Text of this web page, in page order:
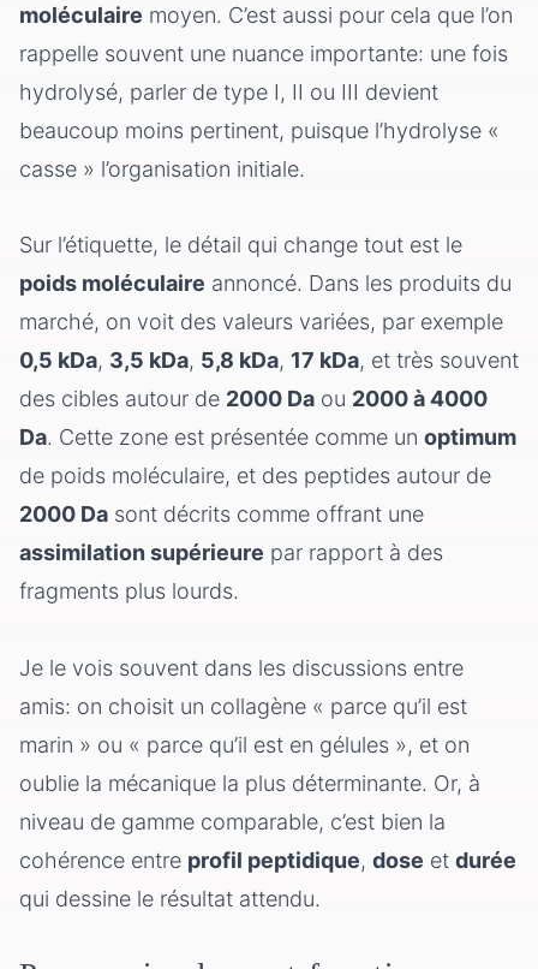
moléculaire moyen. C’est aussi pour cela que l’on
rappelle souvent une nuance importante: une fois
hydrolysé, parler de type I, II ou III devient
beaucoup moins pertinent, puisque l’hydrolyse «
casse » l’organisation initiale.
Sur l’étiquette, le détail qui change tout est le
poids moléculaire annoncé. Dans les produits du
marché, on voit des valeurs variées, par exemple
0,5 kDa, 3,5 kDa, 5,8 kDa, 17 kDa, et très souvent
des cibles autour de 2000 Da ou 2000 à 4000
Da. Cette zone est présentée comme un optimum
de poids moléculaire, et des peptides autour de
2000 Da sont décrits comme offrant une
assimilation supérieure par rapport à des
fragments plus lourds.
Je le vois souvent dans les discussions entre
amis: on choisit un collagène « parce qu’il est
marin » ou « parce qu’il est en gélules », et on
oublie la mécanique la plus déterminante. Or, à
niveau de gamme comparable, c’est bien la
cohérence entre profil peptidique, dose et durée
qui dessine le résultat attendu.